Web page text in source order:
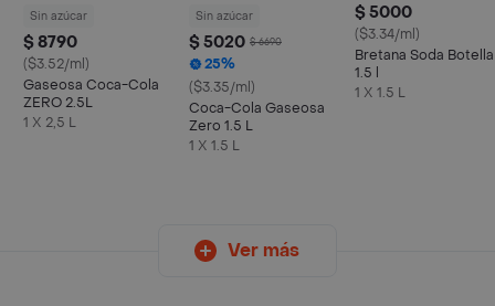
Sin azúcar
$ 8790
($3.52/ml)
Gaseosa Coca-Cola
ZERO 2.5L
1 X 2,5 L
Sin azúcar
$ 5020 $ 6690
25%
($3.35/ml)
Coca-Cola Gaseosa
Zero 1.5 L
1 X 1.5 L
$ 5000
($3.34/ml)
Bretana Soda Botella
1.5 l
1 X 1.5 L
Ver más